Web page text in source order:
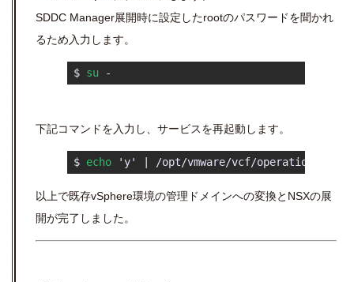
SDDC Manager展開時に設定したrootのパスワードを聞かれ
るため入力します。
$ su -
下記コマンドを入力し、サービスを再起動します。
$ echo 'y' | /opt/vmware/vcf/
以上で既存vSphere環境の管理ドメインへの変換とNSXの展
開が完了しました。